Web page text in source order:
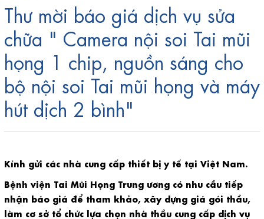
Thư mời báo giá dịch vụ sửa
chữa " Camera nội soi Tai mũi
họng 1 chip, nguồn sáng cho
bộ nội soi Tai mũi họng và máy
hút dịch 2 bình"
Kính gửi các nhà cung cấp thiết bị y tế tại Việt Nam.
Bệnh viện Tai Mũi Họng Trung ương có nhu cầu tiếp
nhận báo giá để tham khảo, xây dựng giá gói thầu,
làm cơ sở tổ chức lựa chọn nhà thầu cung cấp dịch vụ